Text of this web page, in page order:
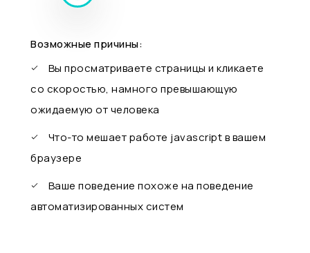
Возможные причины:
Вы просматриваете страницы и кликаете
со скоростью, намного превышающую
ожидаемую от человека
Что-то мешает работе javascript в вашем
браузере
Ваше поведение похоже на поведение
автоматизированных систем